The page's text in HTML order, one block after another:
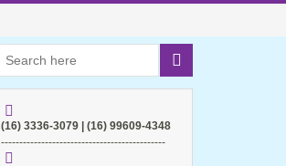
(16) 3336-3079 | (16) 99609-4348
---------------------------------------------